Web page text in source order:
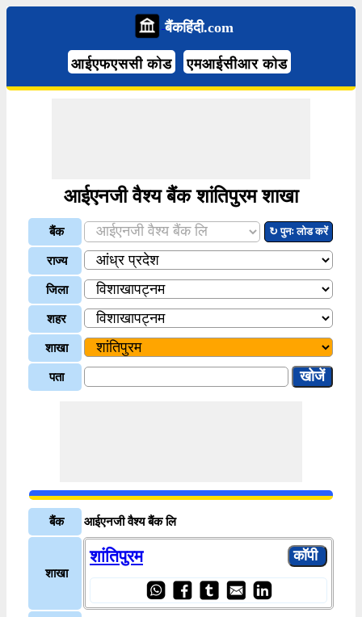
बैंकहिंदी.com
आईएफएससी कोड एमआईसीआर कोड
आईएनजी वैश्य बैंक शांतिपुरम शाखा
बैंक ↻ पुनः लोड करें
राज्य
जिला
शहर
शाखा
पता
बैंक आईएनजी वैश्य बैंक लि
शाखा
शांतिपुरम